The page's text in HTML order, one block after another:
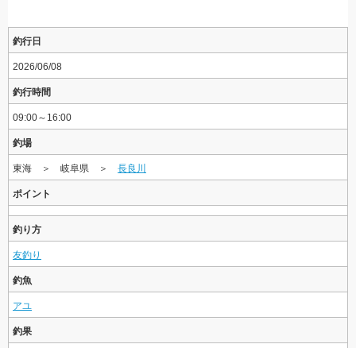
釣行日
2026/06/08
釣行時間
09:00～16:00
釣場
東海 ＞ 岐阜県 ＞ 長良川
ポイント
釣り方
友釣り
釣魚
アユ
釣果